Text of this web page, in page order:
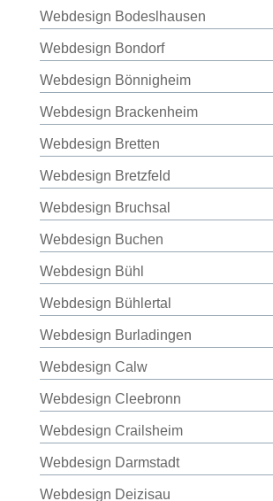
Webdesign Bodeslhausen
Webdesign Bondorf
Webdesign Bönnigheim
Webdesign Brackenheim
Webdesign Bretten
Webdesign Bretzfeld
Webdesign Bruchsal
Webdesign Buchen
Webdesign Bühl
Webdesign Bühlertal
Webdesign Burladingen
Webdesign Calw
Webdesign Cleebronn
Webdesign Crailsheim
Webdesign Darmstadt
Webdesign Deizisau